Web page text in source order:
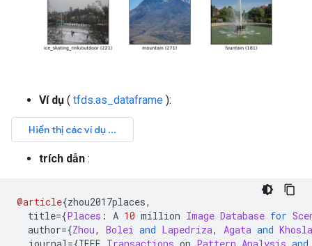
Ví dụ ( tfds.as_dataframe ):
trích dẫn :
@article{zhou2017places,
title={Places : A 10 million Image Database for
author={Zhou, Bolei and Lapedriza, Agata and Khosla